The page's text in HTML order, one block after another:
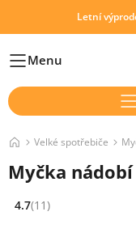
Letní
HlavníMenu
Velké spotřebiče
Myčka nádobí
Hodnocení: 4.7 z 5 (11
4.7(11)